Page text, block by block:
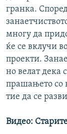
гранка.
многу да
ќе се вклучи
проекти.
но велат дека
прашањето со
тие да се
Видео: